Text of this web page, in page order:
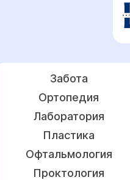
Забота
Ортопедия
Лаборатория
Пластика
Офтальмология
Проктология